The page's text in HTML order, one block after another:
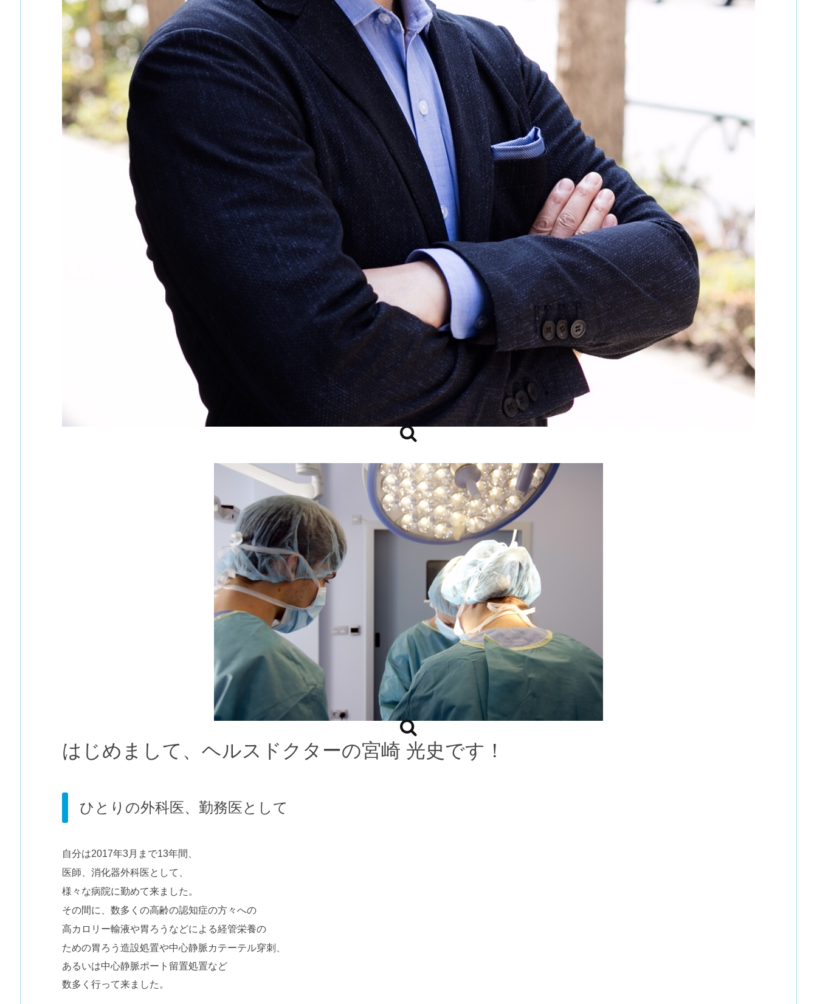
はじめまして、ヘルスドクターの宮崎 光史です！
ひとりの外科医、勤務医として
自分は2017年3月まで13年間、
医師、消化器外科医として、
様々な病院に勤めて来ました。
その間に、数多くの高齢の認知症の方々への
高カロリー輸液や胃ろうなどによる経管栄養の
ための胃ろう造設処置や中心静脈カテーテル穿刺、
あるいは中心静脈ポート留置処置など
数多く行って来ました。